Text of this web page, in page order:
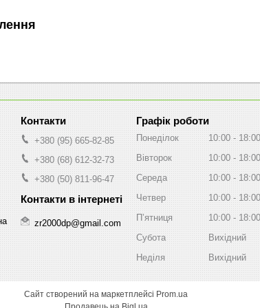
+380 (95) 665-82-85
+380 (68) 612-32-73
+380 (50) 811-96-47
zr2000dp@gmail.com
Графік роботи
Понеділок 10:00
18:00
Вівторок
10:00
18:00
Середа
10:00
18:00
Четвер
10:00
18:00
Пʼятниця
10:00
18:00
Субота
Вихідний
Неділя
Вихідний
Сайт створений на маркетплейсі Prom.ua